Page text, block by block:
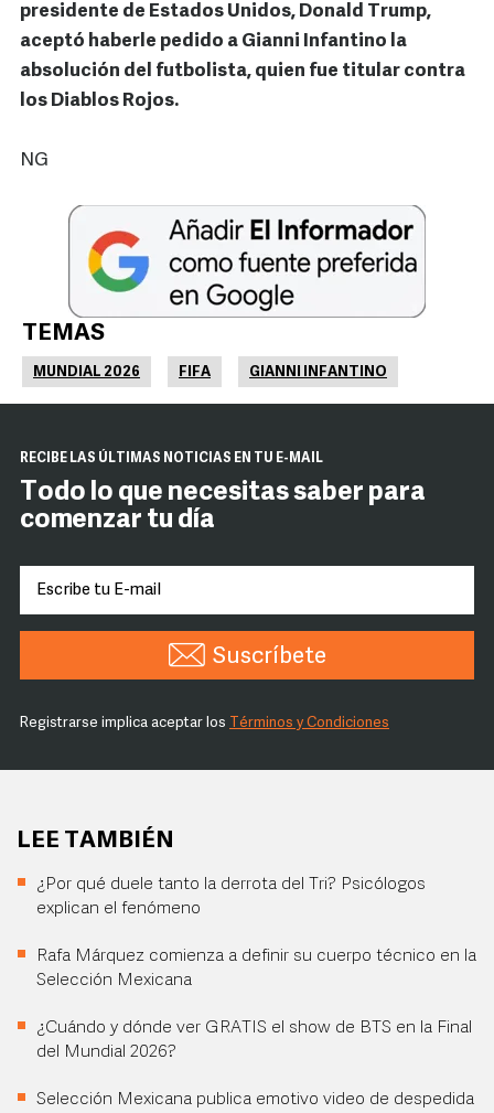
presidente de Estados Unidos, Donald Trump,
aceptó haberle pedido a Gianni Infantino la
absolución del futbolista, quien fue titular contra
los Diablos Rojos.
NG
TEMAS
MUNDIAL 2026 FIFA GIANNI INFANTINO
RECIBE LAS ÚLTIMAS NOTICIAS EN TU E-MAIL
Todo lo que necesitas saber para
comenzar tu día
Suscríbete
Registrarse implica aceptar los Términos y Condiciones
LEE TAMBIÉN
¿Por qué duele tanto la derrota del Tri? Psicólogos
explican el fenómeno
Rafa Márquez comienza a definir su cuerpo técnico en la
Selección Mexicana
¿Cuándo y dónde ver GRATIS el show de BTS en la Final
del Mundial 2026?
Selección Mexicana publica emotivo video de despedida